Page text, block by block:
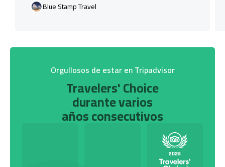
Blue Stamp Travel
Orgullosos de estar en Tripadvisor
Travelers' Choice
durante varios
años consecutivos